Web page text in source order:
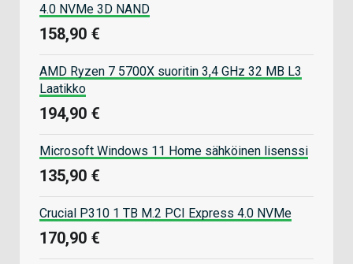
4.0 NVMe 3D NAND
158,90 €
AMD Ryzen 7 5700X suoritin 3,4 GHz 32 MB L3
Laatikko
194,90 €
Microsoft Windows 11 Home sähköinen lisenssi
135,90 €
Crucial P310 1 TB M.2 PCI Express 4.0 NVMe
170,90 €